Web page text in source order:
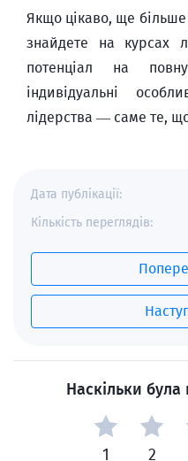
Якщо цікаво, ще більше
знайдете на курсах
потенціал на
індивідуальні
лідерства — саме те,
Дата публікації:
Кількість переглядів:
Наскільки була
1 2